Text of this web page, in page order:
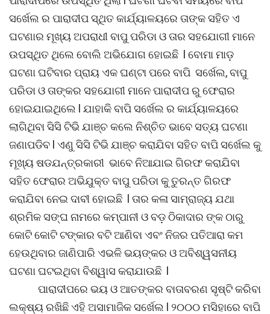
ସର୍ଖେଲ ର ପାରାଦୀପ ସ୍ଥିତ କାର୍ଯ୍ୟାଳୟରେ ତାଙ୍କ ସହିତ ଏ
ଘଟଣାର ମୂଖ୍ୟ ଅପରାଧୀ ବାପୁ ପରିଡା ଓ ତାର ସହଯୋଗୀ ମାନେ
ଉପସ୍ଥିତ ଥିଲେ ବୋଲି ଅଭିଯୋଗ ହୋଇଛି l ବୋମା ମାଡ଼
ଘଟଣା ଘଟିବାର ପ୍ରାୟ ଏକ ଘଣ୍ଟା ପରେ ବାପି ସର୍ଖେଲ, ବାପୁ
ପରିଡା ଓ ତାଙ୍କର ସହଯୋଗୀ ମାନେ ପାରାଦୀପ ରୁ ଫେରାର
ହୋଇଯାଇଥିଲେ l ଯାହାକି ବାପି ସର୍ଖେଲ ର କାର୍ଯ୍ୟାଳୟରେ
ଲାଗିଥିବା ସିସି ଟିଭି ଯାଞ୍ଚ କଲେ ନିଶ୍ଚିତ ଭାବେ ସତ୍ୟ ଘଟଣା
ଜଣାପଡିବ l ଏଣୁ ସିସି ଟିଭି ଯାଞ୍ଚ କରାଯିବା ସହିତ ବାପି ସର୍ଖେଲ କୁ
ମୂଖ୍ୟ ଷଡଯନ୍ତ୍ରକାରୀ ଭାବେ ନିଆଯାଇ ଗିରଫ କରାଯିବା
ସହିତ ଫେରାର ଅଭିଯୁକ୍ତ ବାପୁ ପରିଡା କୁ ତୁରନ୍ତ ଗିରଫ
କରାଯିବା ନେଇ ଦାବୀ ହୋଇଛି l ତାର କଳା ସାମ୍ରାଜ୍ୟ ଯଥା
ଶ୍ରମିକ ସଙ୍ଘ ନାମରେ କମ୍ପାନୀ ଓ ବଡ଼ ଠିକାଦାର ଙ୍କ ଠାରୁ
କୋଟି କୋଟି ଟଙ୍କାର ବଟି ଆଣିବା ଏବଂ ନିଜର ପତିଆରା କମ
ହେଉଥିବାର ଜାଣିପାରି ଏଭଳି ଭୟଙ୍କର ଓ ଅବିଶ୍ୱସନୀୟ
ଘଟଣା ଘଟଇଥିବା ବିଶ୍ୱାସ କରାଯାଉଛି l
ପାରାଦୀପରେ ଭୟ ଓ ଆତଙ୍କର ବାତାବରଣ ସୃଷ୍ଟି କରିବା
ଲକ୍ଷ୍ୟ ରଖିଛି ଏହି ଅସାମାଜିକ ସର୍ଖେଲ l ୨୦୦୦ ମସିହାରେ ବାପି